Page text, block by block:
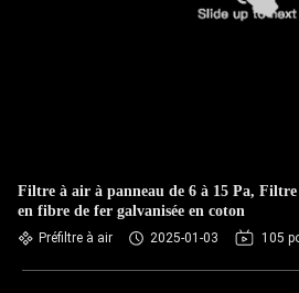
Filtre à air à panneau de 6 à 15 Pa,
en fibre de fer galvanisée en coton
Préfiltre à air 2025-01-03 105